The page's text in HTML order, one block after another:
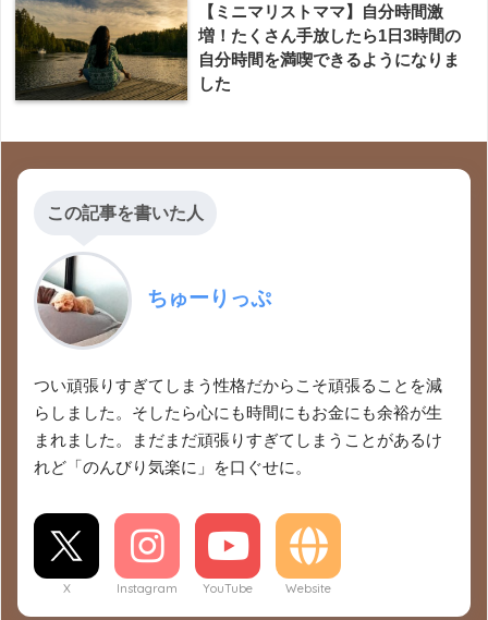
【ミニマリストママ】自分時間激
増！たくさん手放したら1日3時間の
自分時間を満喫できるようになりま
した
この記事を書いた人
ちゅーりっぷ
つい頑張りすぎてしまう性格だからこそ頑張ることを減
らしました。そしたら心にも時間にもお金にも余裕が生
まれました。まだまだ頑張りすぎてしまうことがあるけ
れど「のんびり気楽に」を口ぐせに。
X Instagram YouTube Website